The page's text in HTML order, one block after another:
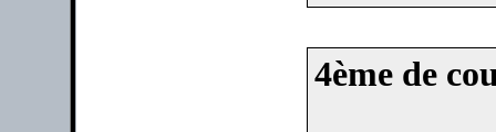
4ème de